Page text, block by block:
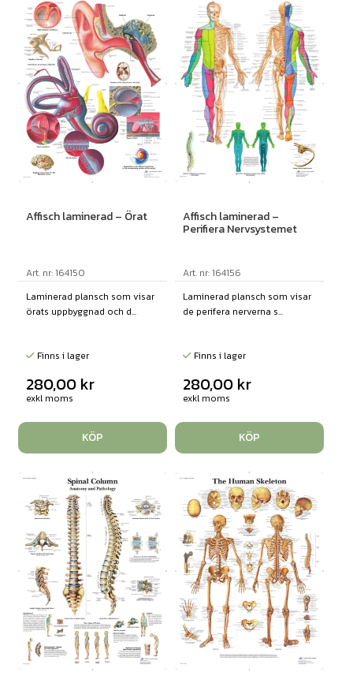
Affisch laminerad – Örat
Art. nr: 164150
Laminerad plansch som visar
örats uppbyggnad och d...
Finns i lager
280,00 kr
exkl moms
KÖP
Affisch laminerad –
Perifiera Nervsystemet
Art. nr: 164156
Laminerad plansch som visar
de perifera nerverna s...
Finns i lager
280,00 kr
exkl moms
KÖP